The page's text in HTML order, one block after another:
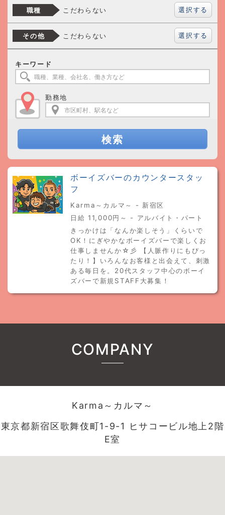
職種 こだわらない 選択する
その他 こだわらない 選択する
キーワード
勤務地
検索
ボーイズバーのカウンタースタッ
フ
Karma～カルマ～ - 新宿区
日給 11,000円～ - アルバイト・パート
きっかけは「なんか楽しそう」くらいで
OK！にぎやかなボーイズバーで楽しくお
仕事しませんか☆彡 【人脈作りにもぴっ
たり！】いろんなお客様と出会えて、刺激
ある毎日を。20代スタッフ中心のボーイ
ズバーで新規STAFF大募集！
COMPANY
Karma～カルマ～
東京都新宿区歌舞伎町1-9-1 ヒサコービル地上2階
E室